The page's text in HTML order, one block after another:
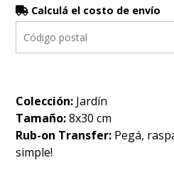
Calculá el costo de envío
Colección: Jardín
Tamaño:8x30 cm
Rub-on Transfer: Pegá,
simple!